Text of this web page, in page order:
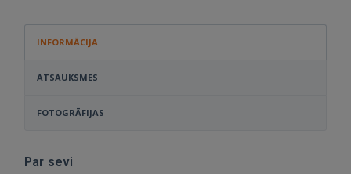
INFORMĀCIJA
ATSAUKSMES
FOTOGRĀFIJAS
Par sevi